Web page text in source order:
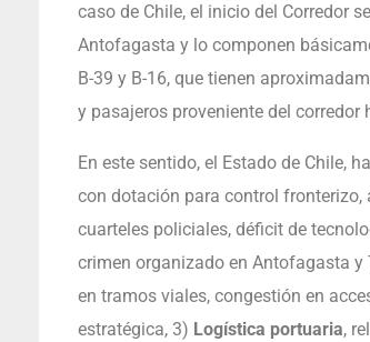
caso de Chile, el inicio del Corredor
Antofagasta y lo componen
B-39 y B-16, que tienen
y pasajeros proveniente del
En este sentido, el Estado de Chile,
con dotación para control
cuarteles policiales, déficit de
crimen organizado en Antofagasta y
en tramos viales, congestión en
estratégica, 3) Logística portuaria,